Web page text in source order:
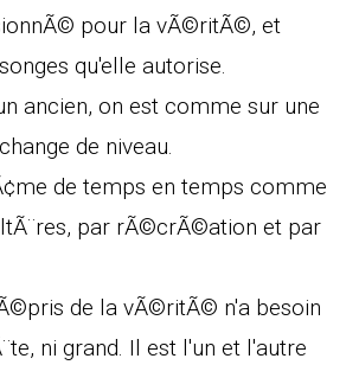
pour la vÃ©ritÃ©, et
qu'elle autorise.
ancien, on est comme sur une
de niveau.
de temps en temps comme
par rÃ©crÃ©ation et par
de la vÃ©ritÃ© n'a besoin
ni grand. Il est l'un et l'autre